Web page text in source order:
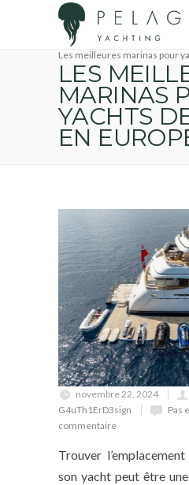
Accueil
Voyage en yacht
Tourisme Côte d'Azur
Les meilleures marinas pour
LES
MARINAS
YACHTS
EN
novembre 22, 2024
G4uTh1ErD3sign
Pas
commentaire
Trouver
son yacht peut être